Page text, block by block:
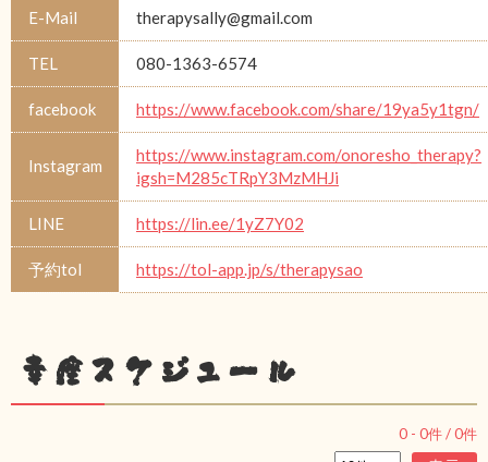
E-Mail therapysally@gmail.com
TEL 080-1363-6574
facebook https://www.facebook.com/share/19ya5y1tgn/
Instagram
https://www.instagram.com/onoresho_therapy?
igsh=M285cTRpY3MzMHJi
LINE https://lin.ee/1yZ7Y02
予約tol https://tol-app.jp/s/therapysao
幸座スケジュール
0 - 0件 /0件